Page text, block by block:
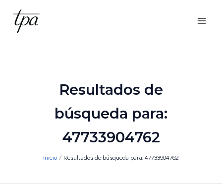
contenido
Resultados de
búsqueda para:
47733904762
Inicio Resultados de búsqueda para: 47733904762